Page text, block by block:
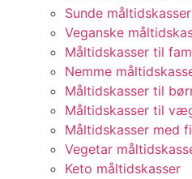
Sunde måltidskasser
Veganske
Måltidskasser til
Nemme
Måltidskasser til
Måltidskasser til
Måltidskasser med
Vegetar
Keto måltidskasser